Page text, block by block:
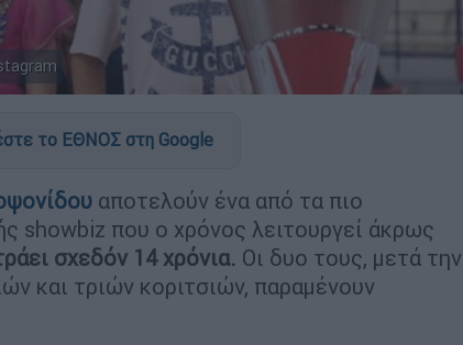
το ΕΘΝΟΣ στη Google
αποτελούν ένα από τα πιο
showbiz που ο χρόνος λειτουργεί άκρως
σχεδόν 14 χρόνια. Οι δυο τους, μετά την
και τριών κοριτσιών, παραμένουν